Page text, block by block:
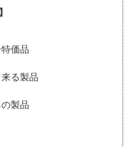
価品
る製品
製品